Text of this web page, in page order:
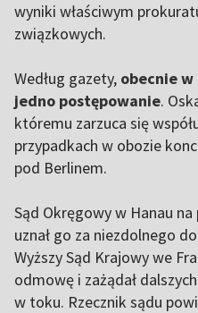
wyniki właściwym
związkowych.
Według gazety, obecnie
jedno postępowanie.
któremu zarzuca się
przypadkach w obozie
pod Berlinem.
Sąd Okręgowy w Hanau
uznał go za niezdolnego
Wyższy Sąd Krajowy we
odmowę i zażądał
w toku. Rzecznik sądu